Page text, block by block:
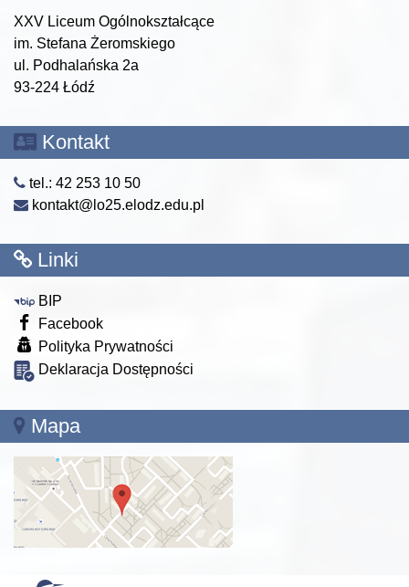
XXV Liceum Ogólnokształcące
im. Stefana Żeromskiego
ul. Podhalańska 2a
93-224 Łódź
Kontakt
tel.: 42 253 10 50
kontakt@lo25.elodz.edu.pl
Linki
BIP
Facebook
Polityka Prywatności
Deklaracja Dostępności
Mapa